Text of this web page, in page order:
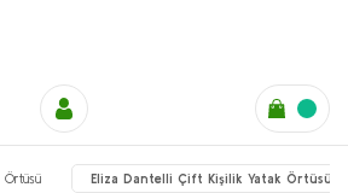
Örtüsü Eliza Dantelli Çift Kişilik Yatak Örtüsü